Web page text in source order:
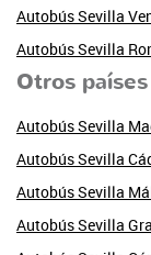
Autobús Sevilla
Autobús Sevilla
Otros países
Autobús Sevilla
Autobús Sevilla
Autobús Sevilla
Autobús Sevilla